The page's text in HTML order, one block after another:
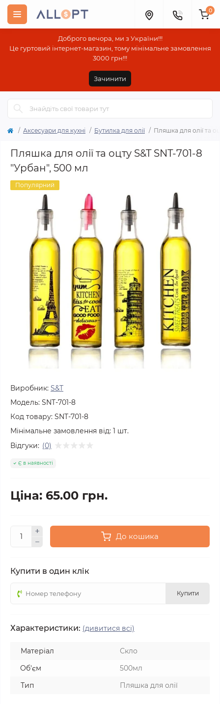
Доброго вечора, ми з України!!!
Це гуртовий інтернет-магазин, тому мінімальне замовлення
3000 грн!!!
Зачинити
0
Аксесуари для кухні Бутилка для олії Пляшка для олії та
Пляшка для олії та оцту S&T SNT-701-8
"Урбан", 500 мл
Популярний
Виробник: S&T
Модель: SNT-701-8
Код товару: SNT-701-8
Мінімальне замовлення від: 1 шт.
Відгуки: (0)
Є в наявності
Ціна: 65.00 грн.
До кошика
Купити в один клік
Купити
Характеристики: (дивитися всі)
Матеріал
Скло
Об'єм
500мл
Тип
Пляшка для олії